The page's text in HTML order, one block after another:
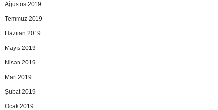
Ağustos 2019
Temmuz 2019
Haziran 2019
Mayıs 2019
Nisan 2019
Mart 2019
Şubat 2019
Ocak 2019